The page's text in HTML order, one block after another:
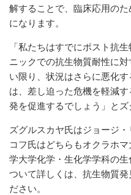
解することで、臨床応用の
になります。
「私たちはすでにポスト抗
ニックでの抗生物質耐性に
い限り、状況はさらに悪化
は、差し迫った危機を軽減
発を促進するでしょう」とズ
ズグルスカヤ氏はジョージ
コフ氏はどちらもオクラホ
学大学化学・生化学学科の
ついて詳しくは、抗生物質
ださい。